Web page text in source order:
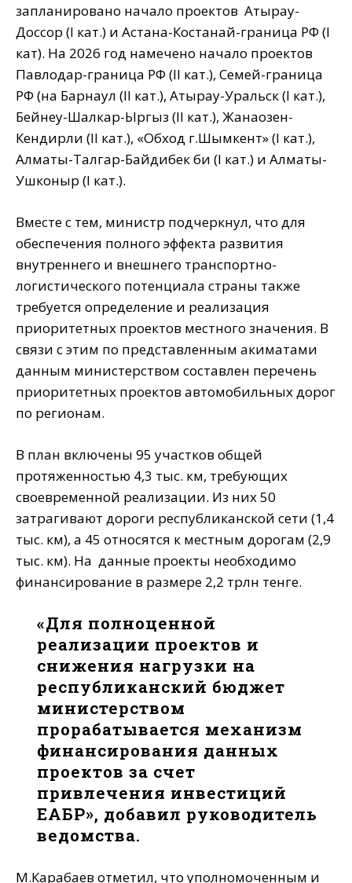
запланировано начало проектов Атырау-
Доссор (І кат.) и Астана-Костанай-граница РФ (І
кат). На 2026 год намечено начало проектов
Павлодар-граница РФ (ІІ кат.), Семей-граница
РФ (на Барнаул (ІІ кат.), Атырау-Уральск (І кат.),
Бейнеу-Шалкар-Ыргыз (ІІ кат.), Жанаозен-
Кендирли (ІІ кат.), «Обход г.Шымкент» (І кат.),
Алматы-Талгар-Байдибек би (І кат.) и Алматы-
Ушконыр (І кат.).
Вместе с тем, министр подчеркнул, что для
обеспечения полного эффекта развития
внутреннего и внешнего транспортно-
логистического потенциала страны также
требуется определение и реализация
приоритетных проектов местного значения. В
связи с этим по представленным акиматами
данным министерством составлен перечень
приоритетных проектов автомобильных дорог
по регионам.
В план включены 95 участков общей
протяженностью 4,3 тыс. км, требующих
своевременной реализации. Из них 50
затрагивают дороги республиканской сети (1,4
тыс. км), а 45 относятся к местным дорогам (2,9
тыс. км). На данные проекты необходимо
финансирование в размере 2,2 трлн тенге.
«Для полноценной
реализации проектов и
снижения нагрузки на
республиканский бюджет
министерством
прорабатывается механизм
финансирования данных
проектов за счет
привлечения инвестиций
ЕАБР», добавил руководитель
ведомства.
М.Карабаев отметил, что уполномоченным и